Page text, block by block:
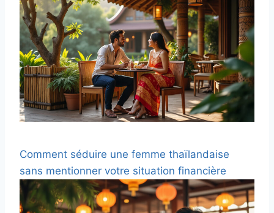
Comment séduire une femme thaïlandaise
sans mentionner votre situation financière